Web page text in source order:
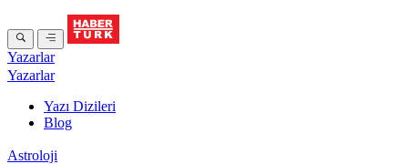
Yazarlar
Yazarlar
Yazı Dizileri
Blog
Astroloji